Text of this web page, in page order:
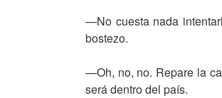
—No cuesta nada
bostezo.
—Oh, no, no. Repare la
será dentro del país.